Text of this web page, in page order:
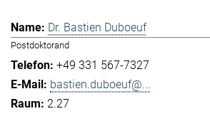
Dr. Bastien Duboeuf
Postdoktorand
+49 331 567-7327
bastien.duboeuf@...
2.27